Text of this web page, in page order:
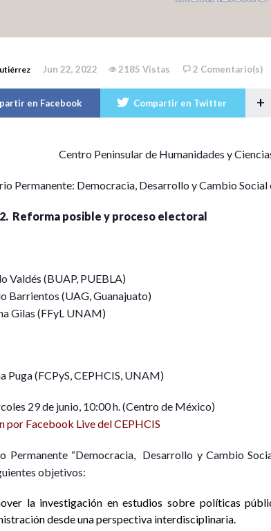
Jun 22, 2022 2185 Vistas 2 Comentario(s)
en Facebook Compartir en Twitter +
Centro Peninsular de Humanidades y
Permanente: Democracia, Desarrollo y Cambio
Reforma posible y proceso electoral
Valdés (BUAP, PUEBLA)
Barrientos (UAG, Guanajuato)
Gilas (FFyL UNAM)
Puga (FCPyS, CEPHCIS, UNAM)
29 de junio, 10:00 h. (Centro de México)
por Facebook Live del CEPHCIS
Permanente “Democracia, Desarrollo y Cambio
objetivos:
la investigación en estudios sobre políticas
desde una perspectiva interdisciplinaria.